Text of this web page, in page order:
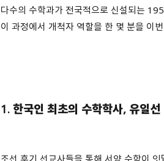
다수의 수학과가 전국적으로 신설되는
이 과정에서 개척자 역할을 한 몇 분을 이
1. 한국인 최초의 수학학사, 유일선
조선 후기 선교사들을 통해 서양 수학이